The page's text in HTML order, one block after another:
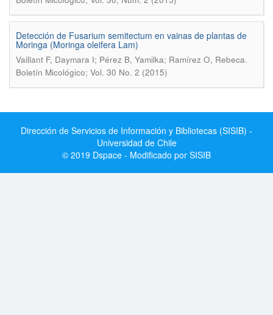
Detección de Fusarium semitectum en vainas de plantas de
Moringa (Moringa oleifera Lam)
Vaillant F, Daymara I; Pérez B, Yamilka; Ramírez O, Rebeca.
Boletín Micológico; Vol. 30 No. 2 (2015)
Dirección de Servicios de Información y Bibliotecas (SISIB) -
Universidad de Chile
© 2019 Dspace - Modificado por SISIB